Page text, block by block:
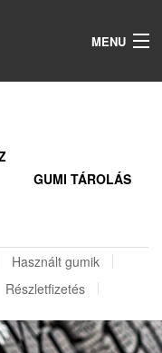
MENU
GUMI TÁROLÁS
Használt gumik
Részletfizetés